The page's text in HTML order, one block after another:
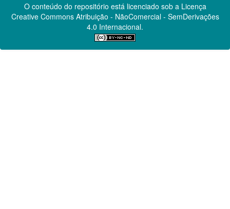
O conteúdo do repositório está licenciado sob a Licença
Creative CommonsAtribuição - NãoComercial - SemDerivações
4.0 Internacional.